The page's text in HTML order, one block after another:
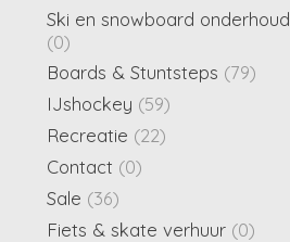
Ski en snowboard onderhoud
(0)
Boards & Stuntsteps (79)
IJshockey (59)
Recreatie (22)
Contact (0)
Sale (36)
Fiets & skate verhuur (0)